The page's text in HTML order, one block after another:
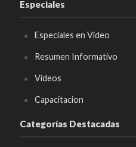
Especiales
Especiales en Video
Resumen Informativo
Videos
Capacitacion
Categorías Destacadas